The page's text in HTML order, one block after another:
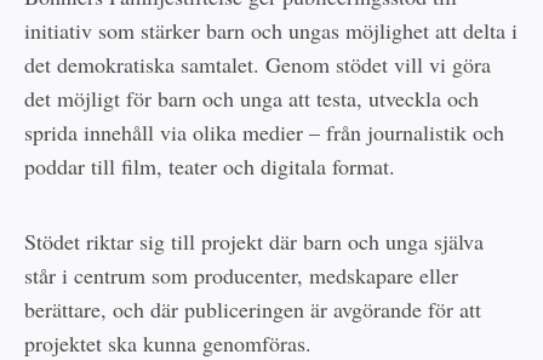
initiativ som stärker barn och ungas möjlighet att delta i
det demokratiska samtalet. Genom stödet vill vi göra
det möjligt för barn och unga att testa, utveckla och
sprida innehåll via olika medier – från journalistik och
poddar till film, teater och digitala format.
Stödet riktar sig till projekt där barn och unga själva
står i centrum som producenter, medskapare eller
berättare, och där publiceringen är avgörande för att
projektet ska kunna genomföras.